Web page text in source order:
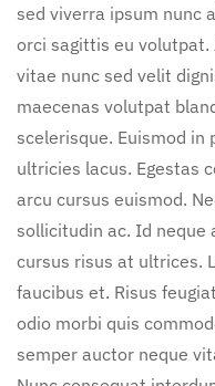
sed viverra ipsum nunc
orci sagittis eu
vitae nunc sed velit
maecenas volutpat
scelerisque. Euismod in
ultricies lacus. Egestas
arcu cursus euismod.
sollicitudin ac. Id neque
cursus risus at ultrices.
faucibus et. Risus
odio morbi quis
semper auctor neque